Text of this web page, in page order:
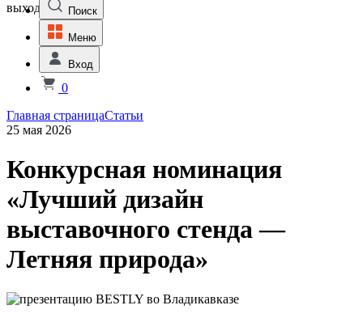
выходной
Поиск
Меню
Вход
0
Главная страницаСтатьи
25 мая 2026
Конкурсная номинация
«Лучший дизайн
выставочного стенда —
Летняя природа»